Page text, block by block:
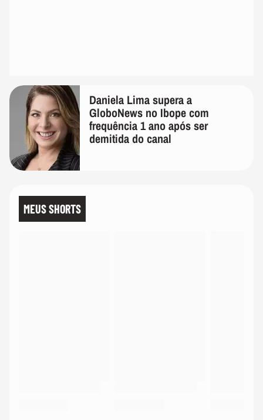
Daniela Lima supera a
GloboNews no Ibope com
frequência 1 ano após ser
demitida do canal
MEUS SHORTS